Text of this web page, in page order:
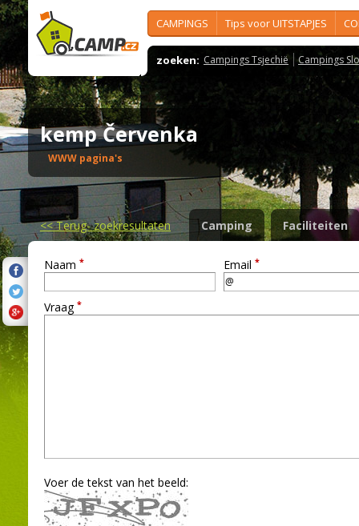
CAMPINGS Tips voor UITSTAPJES
zoeken: Campings Tsjechië Campings
kemp Červenka
WWW pagina's
<<Terug- zoekresultaten Camping Faciliteiten
Naam * Email *
Vraag *
Voer de tekst van het beeld: